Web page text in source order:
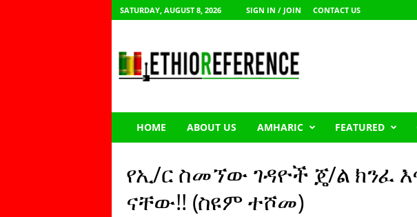
SATURDAY, AUGUST 8, 2026 SIGN IN / JOIN CONTACT US
h
HOME ABOUT US AMHARIC FEATURED
የኢ/ር ስመኘው ገዳዮች ጄ/ል ክንፈ
ናቸው!! (ስዩም ተሾመ)